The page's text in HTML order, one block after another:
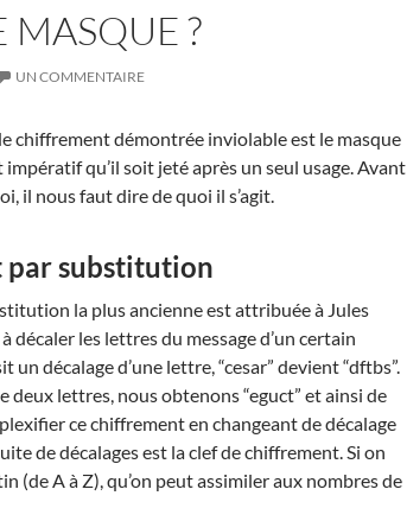
MASQUE ?
UN COMMENTAIRE
chiffrement démontrée inviolable est le masque
qu’il soit jeté après un seul usage. Avant
il nous faut dire de quoi il s’agit.
substitution
la plus ancienne est attribuée à Jules
décaler les lettres du message d’un certain
un décalage d’une lettre, “cesar” devient “dftbs”.
deux lettres, nous obtenons “eguct” et ainsi de
ce chiffrement en changeant de décalage
de décalages est la clef de chiffrement. Si on
(de A à Z), qu’on peut assimiler aux nombres de